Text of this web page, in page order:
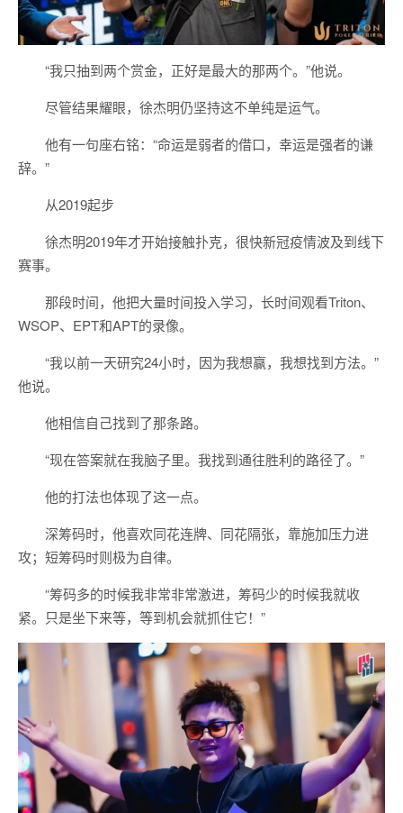
“我只抽到两个赏金，正好是最大的那两个。”他说。
尽管结果耀眼，徐杰明仍坚持这不单纯是运气。
他有一句座右铭：“命运是弱者的借口，幸运是强者的谦
辞。”
从2019起步
徐杰明2019年才开始接触扑克，很快新冠疫情波及到线下
赛事。
那段时间，他把大量时间投入学习，长时间观看Triton、
WSOP、EPT和APT的录像。
“我以前一天研究24小时，因为我想赢，我想找到方法。”
他说。
他相信自己找到了那条路。
“现在答案就在我脑子里。我找到通往胜利的路径了。”
他的打法也体现了这一点。
深筹码时，他喜欢同花连牌、同花隔张，靠施加压力进
攻；短筹码时则极为自律。
“筹码多的时候我非常非常激进，筹码少的时候我就收
紧。只是坐下来等，等到机会就抓住它！”